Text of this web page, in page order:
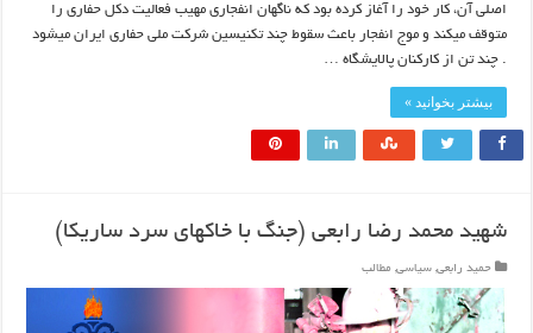
اصلی آن، کار خود را آغاز کرده بود که ناگهان انفجاری مهیب فعالیت دکل حفاری را
متوقف میکند و موج انفجار باعث سقوط چند تکنیسین شرکت ملی حفاری ایران میشود
. چند تن از کارکنان پالایشگاه …
بیشتر بخوانید »
شهید محمد رضا رابعی (جنگ با خاکهای سرد ساریکا)
حمید رابعی, سیاسی, مطالب